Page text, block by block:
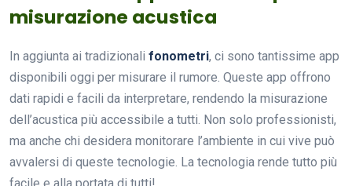
misurazione acustica
In aggiunta ai tradizionali fonometri, ci sono tantissime app
disponibili oggi per misurare il rumore. Queste app offrono
dati rapidi e facili da interpretare, rendendo la misurazione
dell’acustica più accessibile a tutti. Non solo professionisti,
ma anche chi desidera monitorare l’ambiente in cui vive può
avvalersi di queste tecnologie. La tecnologia rende tutto più